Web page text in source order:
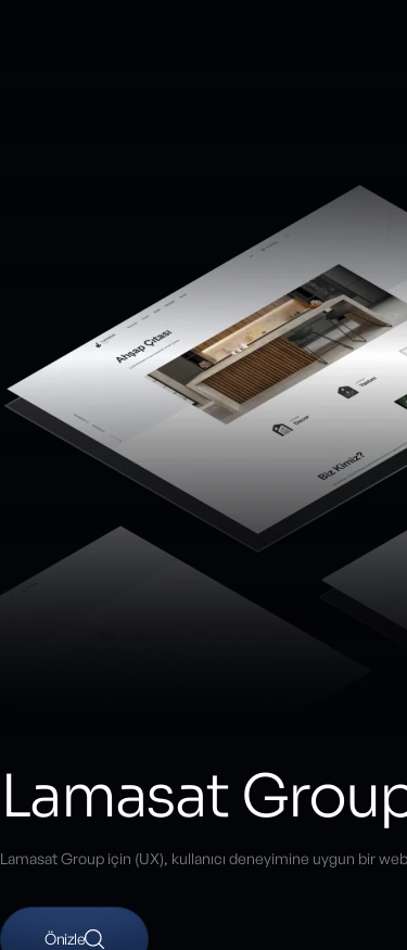
Lamasat
Lamasat Group için (UX), kullanıcı deneyimine uygun bir
Önizle